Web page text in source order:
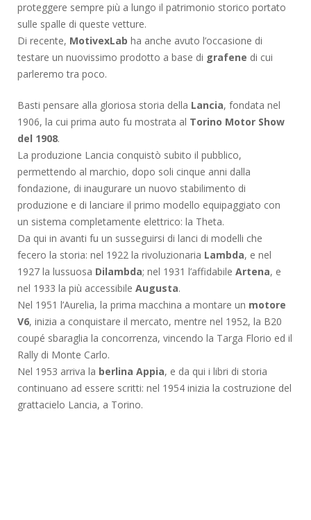
proteggere sempre più a lungo il patrimonio storico portato
sulle spalle di queste vetture.
Di recente, MotivexLab ha anche avuto l’occasione di
testare un nuovissimo prodotto a base di grafene di cui
parleremo tra poco.
Basti pensare alla gloriosa storia della Lancia, fondata nel
1906, la cui prima auto fu mostrata al Torino Motor Show
del 1908.
La produzione Lancia conquistò subito il pubblico,
permettendo al marchio, dopo soli cinque anni dalla
fondazione, di inaugurare un nuovo stabilimento di
produzione e di lanciare il primo modello equipaggiato con
un sistema completamente elettrico: la Theta.
Da qui in avanti fu un susseguirsi di lanci di modelli che
fecero la storia: nel 1922 la rivoluzionaria Lambda, e nel
1927 la lussuosa Dilambda; nel 1931 l’affidabile Artena, e
nel 1933 la più accessibile Augusta.
Nel 1951 l’Aurelia, la prima macchina a montare un motore
V6, inizia a conquistare il mercato, mentre nel 1952, la B20
coupé sbaraglia la concorrenza, vincendo la Targa Florio ed il
Rally di Monte Carlo.
Nel 1953 arriva la berlina Appia, e da qui i libri di storia
continuano ad essere scritti: nel 1954 inizia la costruzione del
grattacielo Lancia, a Torino.